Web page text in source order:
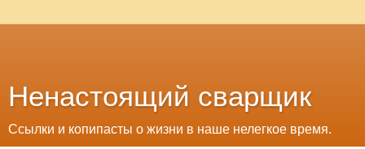
Ненастоящий сварщик
Ссылки и копипасты о жизни в наше нелегкое время.